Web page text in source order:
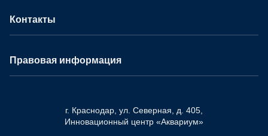
Контакты
Правовая информация
г. Краснодар, ул. Северная, д. 405,
Инновационный центр «Аквариум»